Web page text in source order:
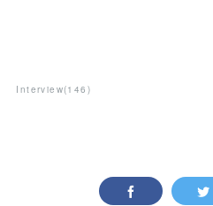
Interview(146 )